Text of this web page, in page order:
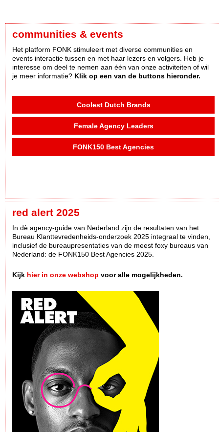
communities & events
Het platform FONK stimuleert met diverse communities en
events interactie tussen en met haar lezers en volgers. Heb je
interesse om deel te nemen aan één van onze activiteiten of wil
je meer informatie? Klik op een van de buttons hieronder.
Coolest Dutch Brands
Female Agency Leaders
FONK150 Best Agencies
red alert 2025
In dè agency-guide van Nederland zijn de resultaten van het
Bureau Klanttevredenheids-onderzoek 2025 integraal te vinden,
inclusief de bureaupresentaties van de meest foxy bureaus van
Nederland: de FONK150 Best Agencies 2025.
Kijk hier in onze webshop voor alle mogelijkheden.